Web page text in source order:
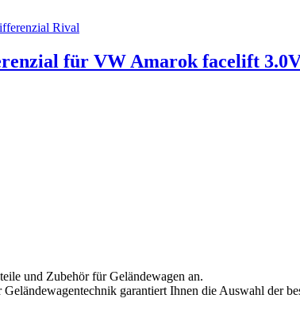
für VW Amarok facelift
und Zubehör für Geländewagen an.
garantiert Ihnen die Auswahl der